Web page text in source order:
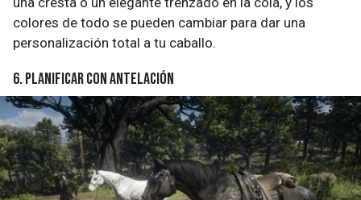
colores de todo se pueden cambiar para dar una
personalización total a tu caballo.
6. Planificar con antelación